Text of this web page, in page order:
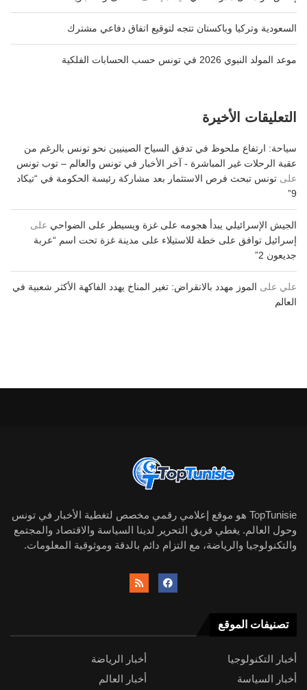
السعودية وتركيا وباكستان تتجه لتوقيع اتفاق دفاعي مشترك
موعد المولد النبوي 2026 في تونس حسب الحسابات الفلكية
التعليقات الأخيرة
سياحة: ارتفاع ملحوظ في تدفق السياح الصينيين نحو تونس بالرغم من
عقبة الرحلات غير المباشرة - آخر الأخبار في تونس والعالم – توب تونس
على تونس تبحث فرص الاستثمار بعد مشاركة رئيسة الحكومة في “تيكاد
9”
الجيش الإسرائيلي يبدأ هجومه على غزة ويسيطر على الضواحي على
إسرائيل توافق على خطة للاستيلاء على مدينة غزة تحت اسم “عربة
جديعون 2”
علي على الموز مهدد بالانقراض: تغير المناخ يهدد الفاكهة الأكثر شعبية في
العالم
TopTunisie هو موقع إعلامي رقمي مخصص لتغطية الأخبار في تونس
وحول العالم. يغطي فريق التحرير لدينا السياسة والاقتصاد والمجتمع
والتكنولوجيا والرياضة، مع التزام دائم بالدقة وموثوقية المعلومات.
تصنيفات الموقع
أخبار التكنولوجيا
أخبار الرياضة
أخبار السياسة
أخبار العالم